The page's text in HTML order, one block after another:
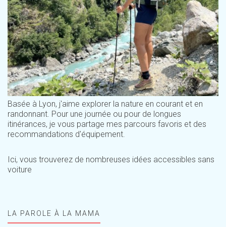
Basée à Lyon, j'aime explorer la nature en courant et en
randonnant. Pour une journée ou pour de longues
itinérances, je vous partage mes parcours favoris et des
recommandations d'équipement.
Ici, vous trouverez de nombreuses idées accessibles sans
voiture
LA PAROLE À LA MAMA